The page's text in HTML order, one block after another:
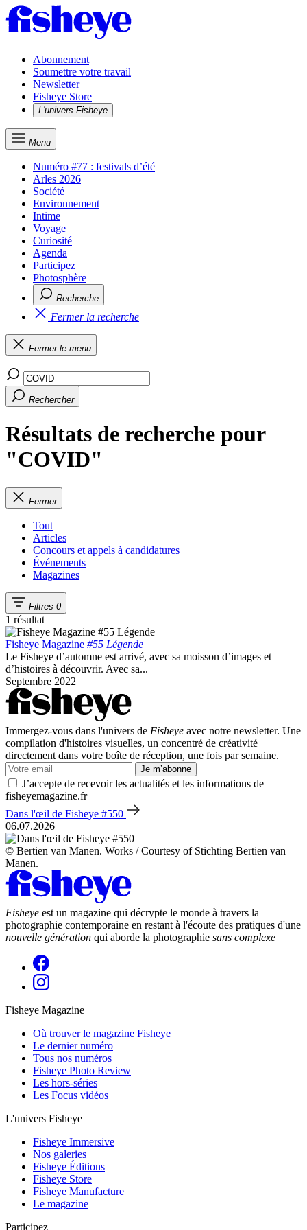
Abonnement
Soumettre votre travail
Newsletter
Fisheye Store
L'univers Fisheye
Menu
Numéro #77 : festivals d’été
Arles 2026
Société
Environnement
Intime
Voyage
Curiosité
Agenda
Participez
Photosphère
Recherche
Fermer la recherche
Fermer le menu
Rechercher
Résultats de recherche pour
"COVID"
Fermer
Tout
Articles
Concours et appels à candidatures
Événements
Magazines
Filtres 0
1 résultat
Fisheye Magazine #55 Légende
Le Fisheye d’automne est arrivé, avec sa moisson d’images et
d’histoires à découvrir. Avec sa...
Septembre 2022
Immergez-vous dans l'univers de Fisheye avec notre newsletter. Une
compilation d'histoires visuelles, un concentré de créativité
directement dans votre boîte de réception, une fois par semaine.
Je m’abonne
J’accepte de recevoir les actualités et les informations de
fisheyemagazine.fr
Dans l'œil de Fisheye #550
06.07.2026
© Bertien van Manen. Works / Courtesy of Stichting Bertien van
Manen.
Fisheye est un magazine qui décrypte le monde à travers la
photographie contemporaine en restant à l'écoute des pratiques d'une
nouvelle génération qui aborde la photographie sans complexe
Fisheye Magazine
Où trouver le magazine Fisheye
Le dernier numéro
Tous nos numéros
Fisheye Photo Review
Les hors-séries
Les Focus vidéos
L'univers Fisheye
Fisheye Immersive
Nos galeries
Fisheye Éditions
Fisheye Store
Fisheye Manufacture
Le magazine
Participez